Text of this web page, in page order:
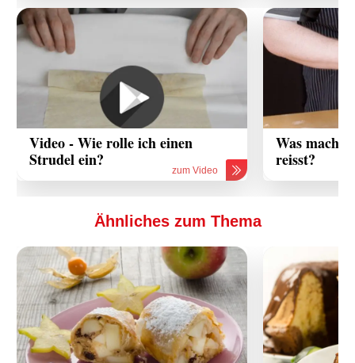
Video - Wie rolle ich einen
Strudel ein?
zum Video
Was mache
reisst?
Ähnliches zum Thema